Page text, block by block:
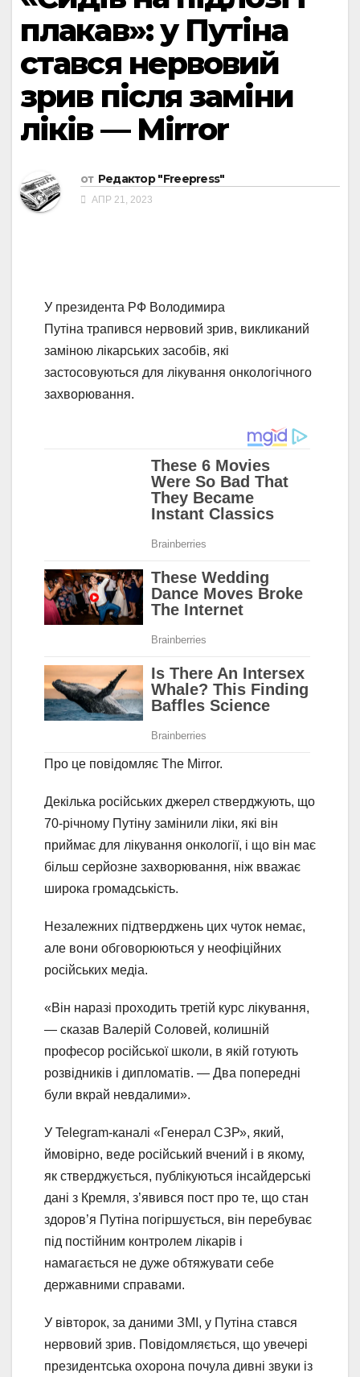
плакав»: у Путіна
стався нервовий
зрив після заміни
ліків — Mirror
от Редактор "Freepress"
АПР 21, 2023
У президента РФ Володимира
Путіна трапився нервовий зрив, викликаний
заміною лікарських засобів, які
застосовуються для лікування онкологічного
захворювання.
Про це повідомляє The Mirror.
Декілька російських джерел стверджують, що
70-річному Путіну замінили ліки, які він
приймає для лікування онкології, і що він має
більш серйозне захворювання, ніж вважає
широка громадськість.
Незалежних підтверджень цих чуток немає,
але вони обговорюються у неофіційних
російських медіа.
«Він наразі проходить третій курс лікування,
— сказав Валерій Соловей, колишній
професор російської школи, в якій готують
розвідників і дипломатів. — Два попередні
були вкрай невдалими».
У Telegram-каналі «Генерал СЗР», який,
ймовірно, веде російський вчений і в якому,
як стверджується, публікуються інсайдерські
дані з Кремля, з’явився пост про те, що стан
здоров’я Путіна погіршується, він перебуває
під постійним контролем лікарів і
намагається не дуже обтяжувати себе
державними справами.
У вівторок, за даними ЗМІ, у Путіна стався
нервовий зрив. Повідомляється, що увечері
президентська охорона почула дивні звуки із